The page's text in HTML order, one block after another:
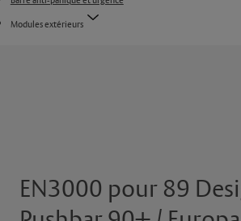
Modules extérieurs
EN3000 pour 89